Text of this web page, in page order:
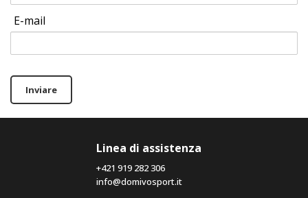
E-mail
Inviare
Linea di assistenza
+421 919 282 306
info@domivosport.it